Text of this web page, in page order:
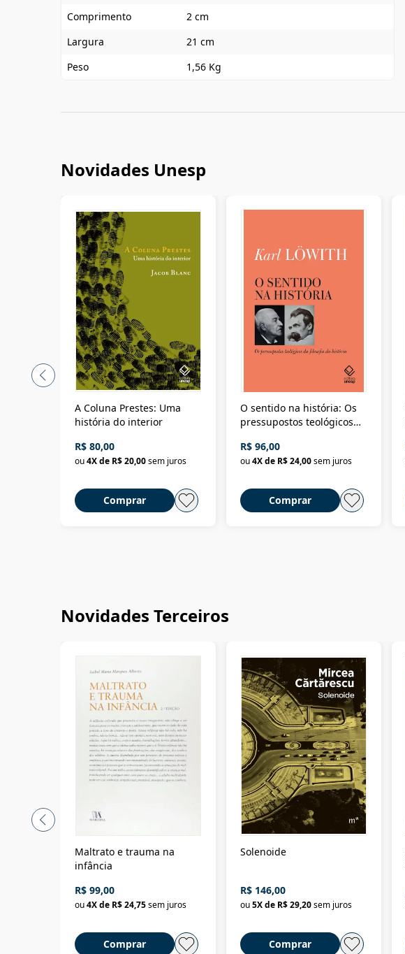
Comprimento
2 cm
Largura
21 cm
Peso
1,56 Kg
Novidades Unesp
A Coluna Prestes: Uma
história do interior
R$ 80,00
ou4X de R$ 20,00sem juros
Comprar
O sentido na história: Os
pressupostos teológicos
R$ 96,00
ou4X de R$ 24,00sem juros
Comprar
Novidades Terceiros
Maltrato e trauma na
infância
R$ 99,00
ou4X de R$ 24,75sem juros
Comprar
Solenoide
R$ 146,00
ou5X de R$ 29,20sem juros
Comprar